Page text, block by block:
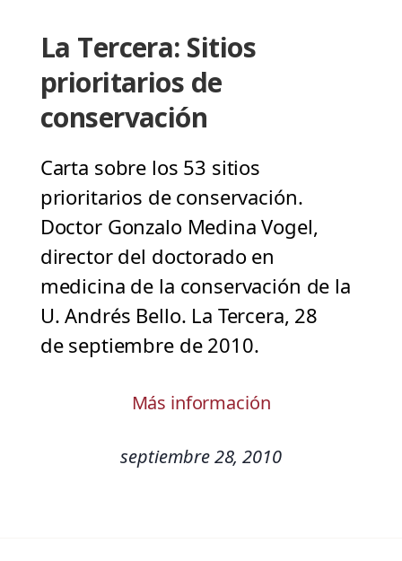
La Tercera: Sitios
prioritarios de
conservación
Carta sobre los 53 sitios
prioritarios de conservación.
Doctor Gonzalo Medina Vogel,
director del doctorado en
medicina de la conservación de la
U. Andrés Bello. La Tercera, 28
de septiembre de 2010.
Más información
septiembre 28, 2010